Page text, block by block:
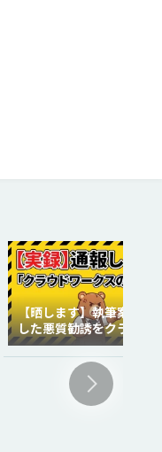
【晒します】執筆案件で
した悪質勧誘をクラウド
クスに通報しました。